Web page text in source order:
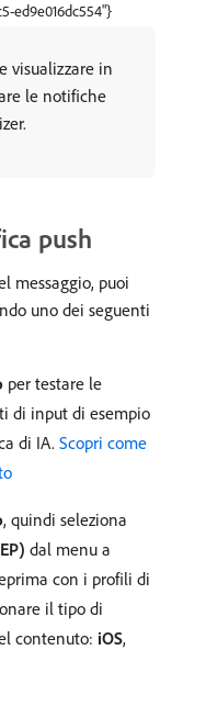
ed9e016dc554"}
visualizzare in
le notifiche
push
messaggio, puoi
uno dei seguenti
per testare le
di input di esempio
di IA. Scopri come
, quindi seleziona
dal menu a
con i profili di
il tipo di
contenuto: iOS,